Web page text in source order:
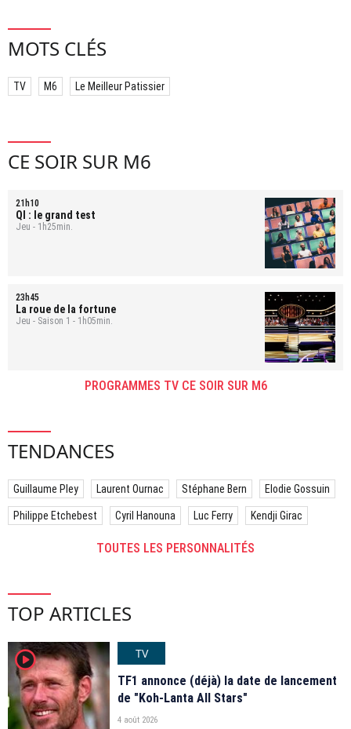
MOTS CLÉS
TV M6 Le Meilleur Patissier
CE SOIR SUR M6
21h10
QI : le grand test
Jeu - 1h25min.
23h45
La roue de la fortune
Jeu - Saison 1 - 1h05min.
PROGRAMMES TV CE SOIR SUR M6
TENDANCES
Guillaume Pley Laurent Ournac Stéphane Bern Elodie Gossuin
Philippe Etchebest Cyril Hanouna Luc Ferry Kendji Girac
TOUTES LES PERSONNALITÉS
TOP ARTICLES
player2
TV
TF1 annonce (déjà) la date de lancement
de "Koh-Lanta All Stars"
4 août 2026